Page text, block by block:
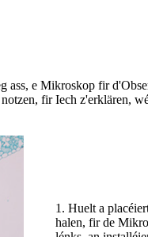
ass, e Mikroskop fir
fir Iech z'erklären,
1. Huelt a
halen, fir de